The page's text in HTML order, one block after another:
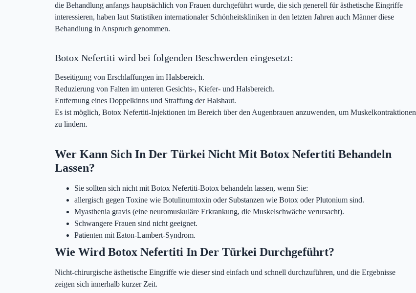
die Behandlung anfangs hauptsächlich von Frauen durchgeführt wurde, die sich generell für ästhetische Eingriffe
interessieren, haben laut Statistiken internationaler Schönheitskliniken in den letzten Jahren auch Männer diese
Behandlung in Anspruch genommen.
Botox Nefertiti wird bei folgenden Beschwerden eingesetzt:
Beseitigung von Erschlaffungen im Halsbereich.
Reduzierung von Falten im unteren Gesichts-, Kiefer- und Halsbereich.
Entfernung eines Doppelkinns und Straffung der Halshaut.
Es ist möglich, Botox Nefertiti-Injektionen im Bereich über den Augenbrauen anzuwenden, um Muskelkontraktionen
zu lindern.
Wer Kann Sich In Der Türkei Nicht Mit Botox Nefertiti Behandeln
Lassen?
Sie sollten sich nicht mit Botox Nefertiti-Botox behandeln lassen, wenn Sie:
allergisch gegen Toxine wie Botulinumtoxin oder Substanzen wie Botox oder Plutonium sind.
Myasthenia gravis (eine neuromuskuläre Erkrankung, die Muskelschwäche verursacht).
Schwangere Frauen sind nicht geeignet.
Patienten mit Eaton-Lambert-Syndrom.
Wie Wird Botox Nefertiti In Der Türkei Durchgeführt?
Nicht-chirurgische ästhetische Eingriffe wie dieser sind einfach und schnell durchzuführen, und die Ergebnisse
zeigen sich innerhalb kurzer Zeit.